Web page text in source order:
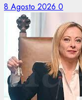
8 Agosto 2026 0